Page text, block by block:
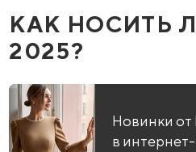
КАК НОСИТЬ
2025?
Новинки от
в